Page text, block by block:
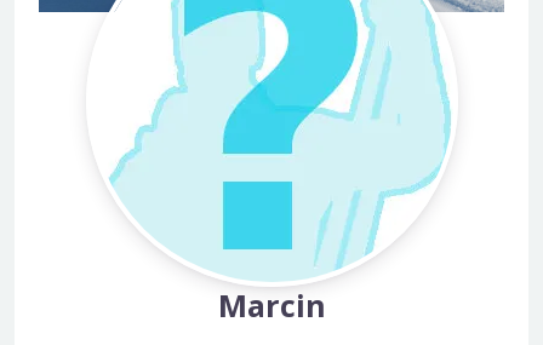
Marcin